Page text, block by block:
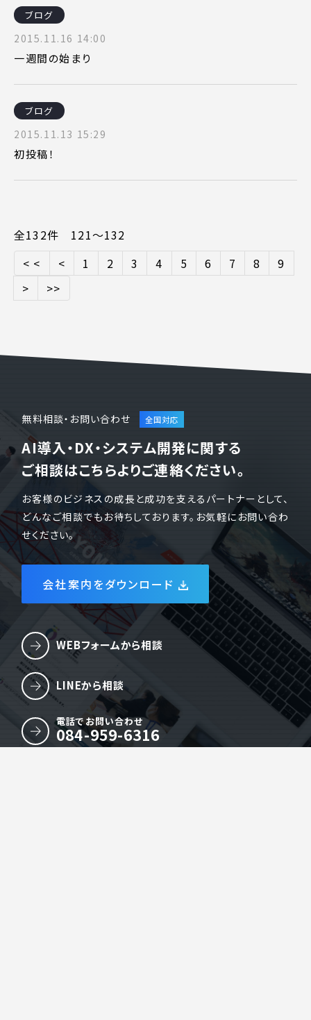
ブログ
2015.11.16 14:00
一週間の始まり
ブログ
2015.11.13 15:29
初投稿！
全132件 121〜132
< <
< 1 2 3 4 5 6 7 8
9
>
>>
無料相談・お問い合わせ
AI導入・DX・システム開発に関する
ご相談はこちらよりご連絡ください。
お客様のビジネスの成長と成功を支えるパートナーとして、
どんなご相談でもお待ちしております。お気軽にお問い合わ
せください。
会社案内をダウンロード
WEBフォームから相談
LINEから相談
電話でお問い合わせ
084-959-6316